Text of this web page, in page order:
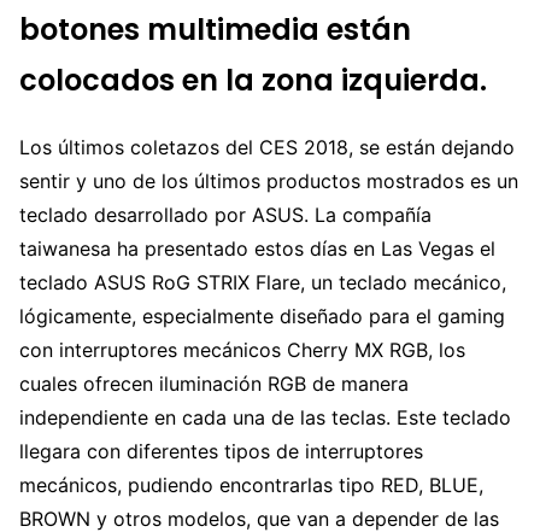
botones multimedia están
colocados en la zona izquierda.
Los últimos coletazos del CES 2018, se están dejando
sentir y uno de los últimos productos mostrados es un
teclado desarrollado por ASUS. La compañía
taiwanesa ha presentado estos días en Las Vegas el
teclado ASUS RoG STRIX Flare, un teclado mecánico,
lógicamente, especialmente diseñado para el gaming
con interruptores mecánicos Cherry MX RGB, los
cuales ofrecen iluminación RGB de manera
independiente en cada una de las teclas. Este teclado
llegara con diferentes tipos de interruptores
mecánicos, pudiendo encontrarlas tipo RED, BLUE,
BROWN y otros modelos, que van a depender de las